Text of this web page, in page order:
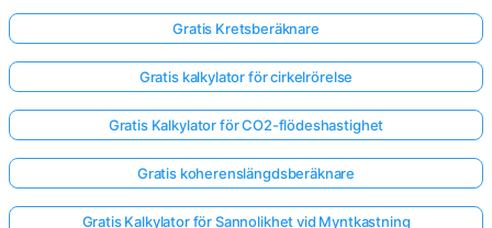
Gratis Kretsberäknare
Gratis kalkylator för cirkelrörelse
Gratis Kalkylator för CO2-flödeshastighet
Gratis koherenslängdsberäknare
Gratis Kalkylator för Sannolikhet vid Myntkastning